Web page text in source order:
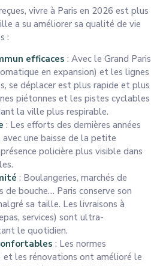
vivre à Paris en 2026 est plus
a su améliorer sa qualité de vie
:
efficaces : Avec le Grand Paris
en expansion) et les lignes
se déplacer est plus rapide et plus
piétonnes et les pistes cyclables
la ville plus respirable.
: Les efforts des dernières années
une baisse de la petite
policière plus visible dans
: Boulangeries, marchés de
de bouche… Paris conserve son
sa taille. Les livraisons à
services) sont ultra-
le quotidien.
: Les normes
et les rénovations ont amélioré le